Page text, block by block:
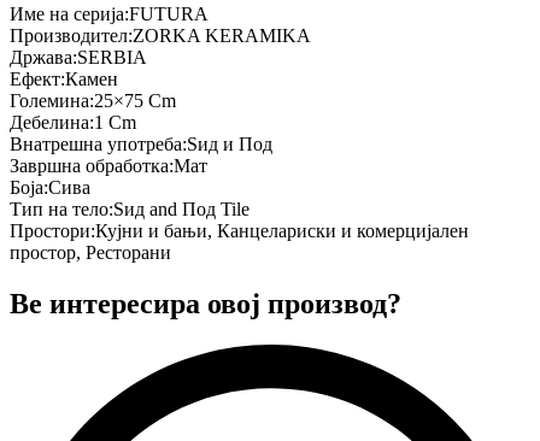
Име на серија:FUTURA
Производител:ZORKA KERAMIKA
Држава:SERBIA
Ефект:Камен
Големина:25×75 Cm
Дебелина:1 Cm
Внатрешна употреба:Ѕид и Под
Завршна обработка:Мат
Боја:Сива
Тип на тело:Ѕид and Под Tile
Простори:Кујни и бањи, Канцелариски и комерцијален
простор, Ресторани
Ве интересира овој производ?